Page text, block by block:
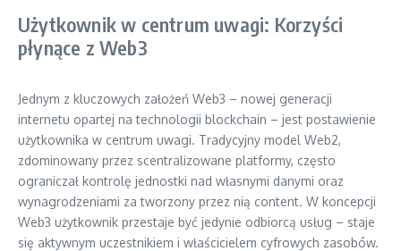
Użytkownik w centrum uwagi: Korzyści
płynące z Web3
Jednym z kluczowych założeń Web3 – nowej generacji
internetu opartej na technologii blockchain – jest postawienie
użytkownika w centrum uwagi. Tradycyjny model Web2,
zdominowany przez scentralizowane platformy, często
ograniczał kontrolę jednostki nad własnymi danymi oraz
wynagrodzeniami za tworzony przez nią content. W koncepcji
Web3 użytkownik przestaje być jedynie odbiorcą usług – staje
się aktywnym uczestnikiem i właścicielem cyfrowych zasobów.